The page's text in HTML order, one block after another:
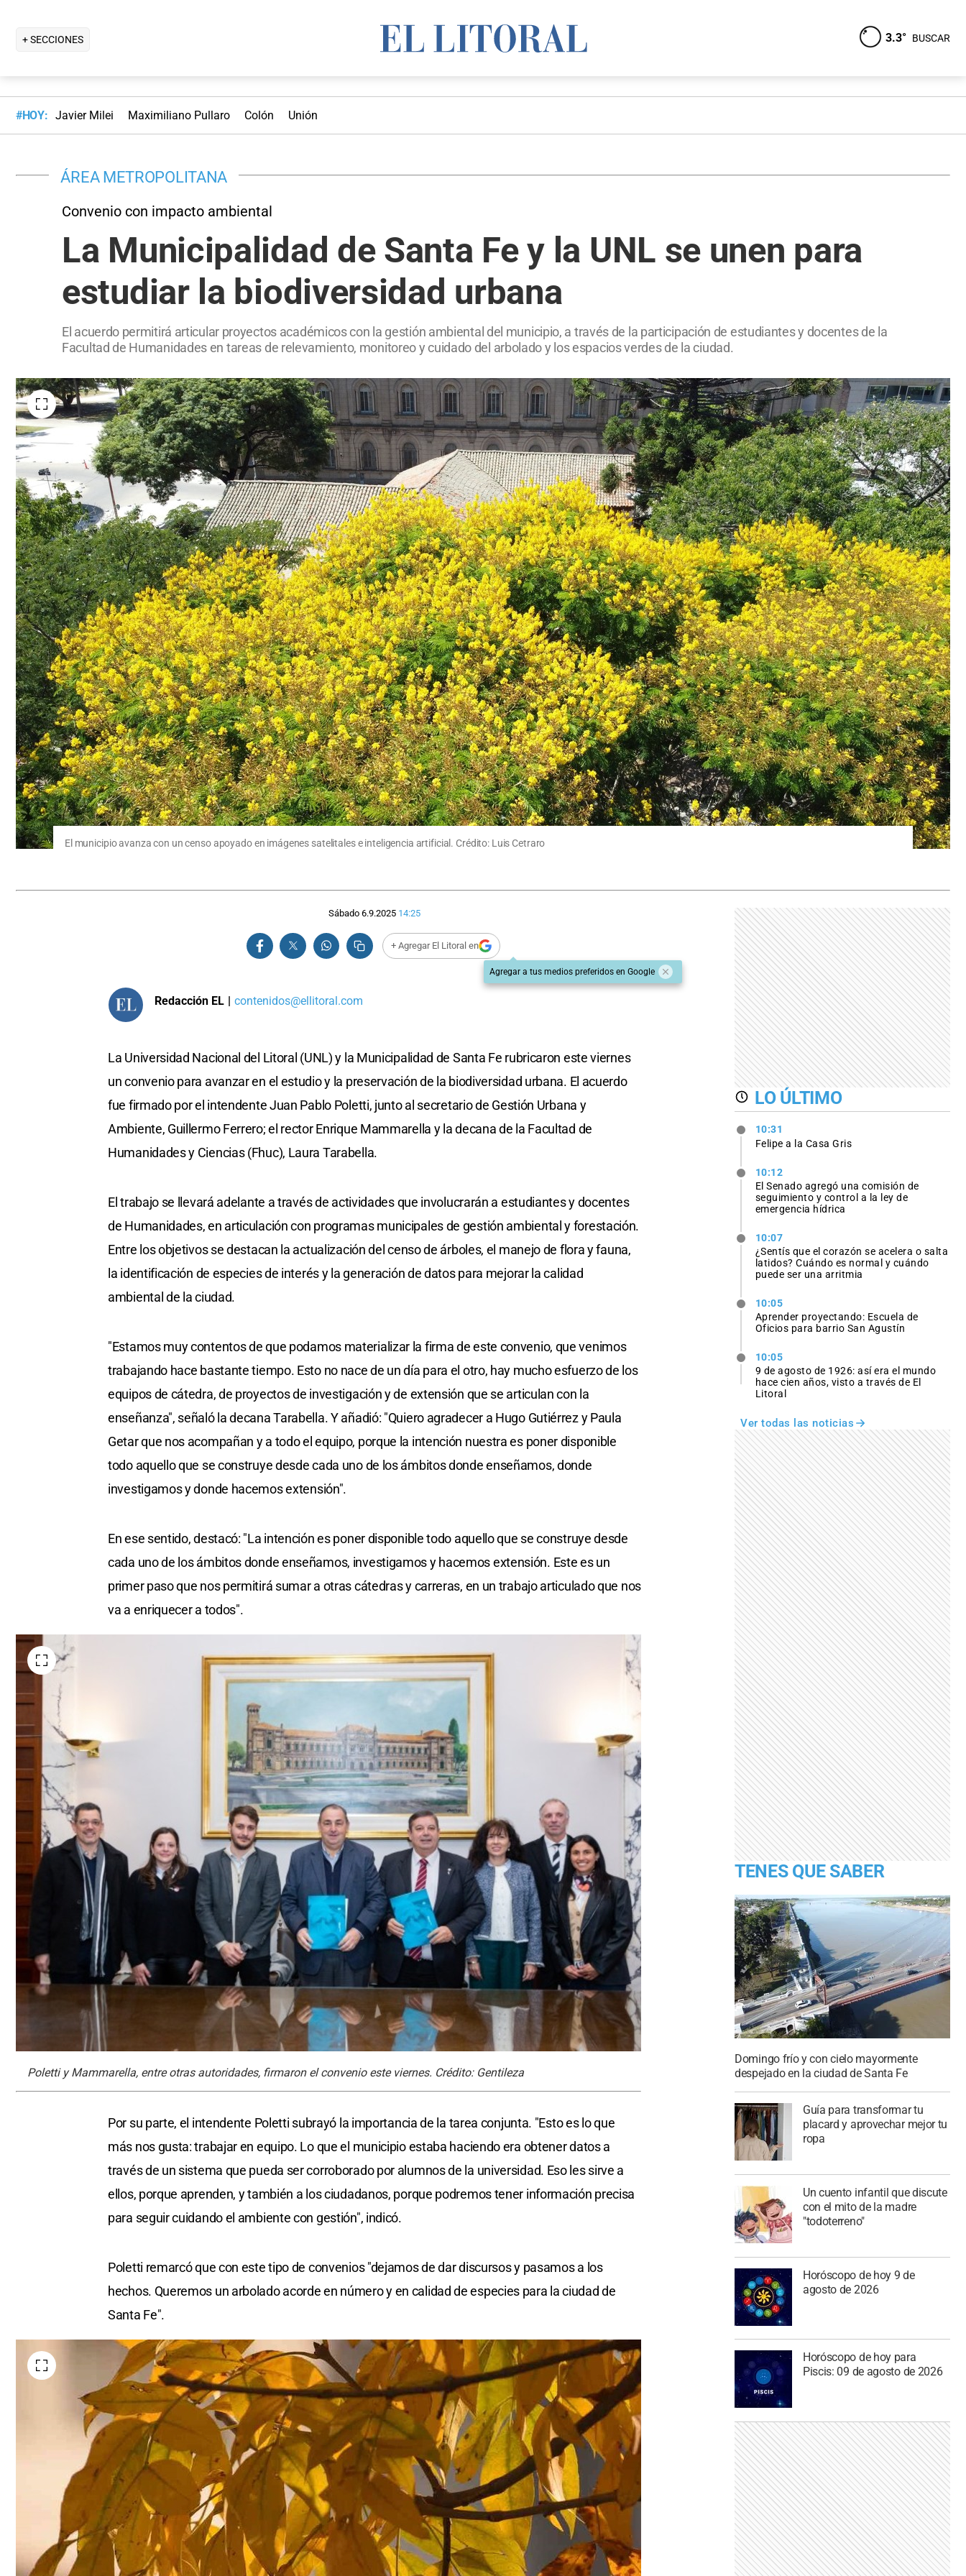
+ SECCIONES 3.3° BUSCAR
#HOY: Javier Milei Maximiliano Pullaro Colón Unión
ÁREA METROPOLITANA
Convenio con impacto ambiental
La Municipalidad de Santa Fe y la UNL se unen para
estudiar la biodiversidad urbana
El acuerdo permitirá articular proyectos académicos con la gestión ambiental del municipio, a través de la participación de estudiantes y docentes de la
Facultad de Humanidades en tareas de relevamiento, monitoreo y cuidado del arbolado y los espacios verdes de la ciudad.
El municipio avanza con un censo apoyado en imágenes satelitales e inteligencia artificial. Crédito: Luis Cetraro
Sábado 6.9.2025 14:25
+ Agregar El Litoral en
Agregar a tus medios preferidos en Google
Redacción EL | contenidos@ellitoral.com
La Universidad Nacional del Litoral (UNL) y la Municipalidad de Santa Fe rubricaron este viernes
un convenio para avanzar en el estudio y la preservación de la biodiversidad urbana. El acuerdo
fue firmado por el intendente Juan Pablo Poletti, junto al secretario de Gestión Urbana y
Ambiente, Guillermo Ferrero; el rector Enrique Mammarella y la decana de la Facultad de
Humanidades y Ciencias (Fhuc), Laura Tarabella.
El trabajo se llevará adelante a través de actividades que involucrarán a estudiantes y docentes
de Humanidades, en articulación con programas municipales de gestión ambiental y forestación.
Entre los objetivos se destacan la actualización del censo de árboles, el manejo de flora y fauna,
la identificación de especies de interés y la generación de datos para mejorar la calidad
ambiental de la ciudad.
"Estamos muy contentos de que podamos materializar la firma de este convenio, que venimos
trabajando hace bastante tiempo. Esto no nace de un día para el otro, hay mucho esfuerzo de los
equipos de cátedra, de proyectos de investigación y de extensión que se articulan con la
enseñanza", señaló la decana Tarabella. Y añadió: "Quiero agradecer a Hugo Gutiérrez y Paula
Getar que nos acompañan y a todo el equipo, porque la intención nuestra es poner disponible
todo aquello que se construye desde cada uno de los ámbitos donde enseñamos, donde
investigamos y donde hacemos extensión".
En ese sentido, destacó: "La intención es poner disponible todo aquello que se construye desde
cada uno de los ámbitos donde enseñamos, investigamos y hacemos extensión. Este es un
primer paso que nos permitirá sumar a otras cátedras y carreras, en un trabajo articulado que nos
va a enriquecer a todos".
Poletti y Mammarella, entre otras autoridades, firmaron el convenio este viernes. Crédito: Gentileza
Por su parte, el intendente Poletti subrayó la importancia de la tarea conjunta. "Esto es lo que
más nos gusta: trabajar en equipo. Lo que el municipio estaba haciendo era obtener datos a
través de un sistema que pueda ser corroborado por alumnos de la universidad. Eso les sirve a
ellos, porque aprenden, y también a los ciudadanos, porque podremos tener información precisa
para seguir cuidando el ambiente con gestión", indicó.
Poletti remarcó que con este tipo de convenios "dejamos de dar discursos y pasamos a los
hechos. Queremos un arbolado acorde en número y en calidad de especies para la ciudad de
Santa Fe".
LO ÚLTIMO
10:31
Felipe a la Casa Gris
10:12
El Senado agregó una comisión de
seguimiento y control a la ley de
emergencia hídrica
10:07
¿Sentís que el corazón se acelera o salta
latidos? Cuándo es normal y cuándo
puede ser una arritmia
10:05
Aprender proyectando: Escuela de
Oficios para barrio San Agustín
10:05
9 de agosto de 1926: así era el mundo
hace cien años, visto a través de El
Litoral
Ver todas las noticias
TENES QUE SABER
Domingo frío y con cielo mayormente
despejado en la ciudad de Santa Fe
Guía para transformar tu
placard y aprovechar mejor tu
ropa
Un cuento infantil que discute
con el mito de la madre
"todoterreno"
Horóscopo de hoy 9 de
agosto de 2026
Horóscopo de hoy para
Piscis: 09 de agosto de 2026